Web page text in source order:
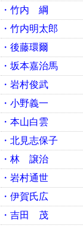
・竹内 綱
・竹内明太郎
・後藤環爾
・坂本嘉治馬
・岩村俊武
・小野義一
・本山白雲
・北見志保子
・林 譲治
・岩村通世
・伊賀氏広
・吉田 茂